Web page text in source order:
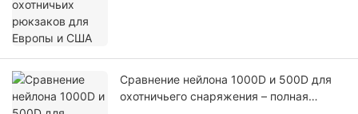
Сравнение нейлона 1000D и 500D для
охотничьего снаряжения – полная